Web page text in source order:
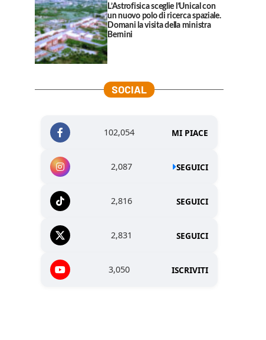
L’Astrofisica sceglie l’Unical con
un nuovo polo di ricerca spaziale.
Domani la visita della ministra
Bernini
SOCIAL
102,054 MI PIACE
2,087 SEGUICI
2,816 SEGUICI
2,831 SEGUICI
3,050 ISCRIVITI